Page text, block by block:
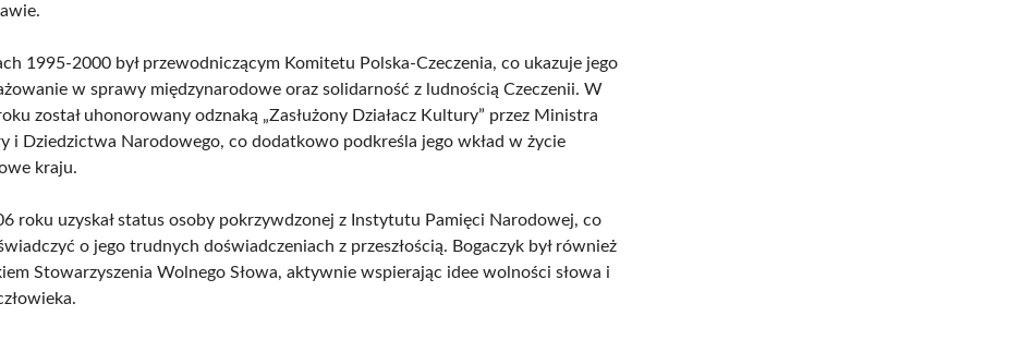
1995-2000 był przewodniczącym Komitetu Polska-Czeczenia, co ukazuje jego
w sprawy międzynarodowe oraz solidarność z ludnością Czeczenii. W
został uhonorowany odznaką „Zasłużony Działacz Kultury” przez Ministra
i Dziedzictwa Narodowego, co dodatkowo podkreśla jego wkład w życie
kraju.
roku uzyskał status osoby pokrzywdzonej z Instytutu Pamięci Narodowej, co
o jego trudnych doświadczeniach z przeszłością. Bogaczyk był również
Stowarzyszenia Wolnego Słowa, aktywnie wspierając idee wolności słowa i